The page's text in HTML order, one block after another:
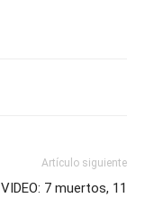
Artículo siguiente
VIDEO: 7 muertos, 11